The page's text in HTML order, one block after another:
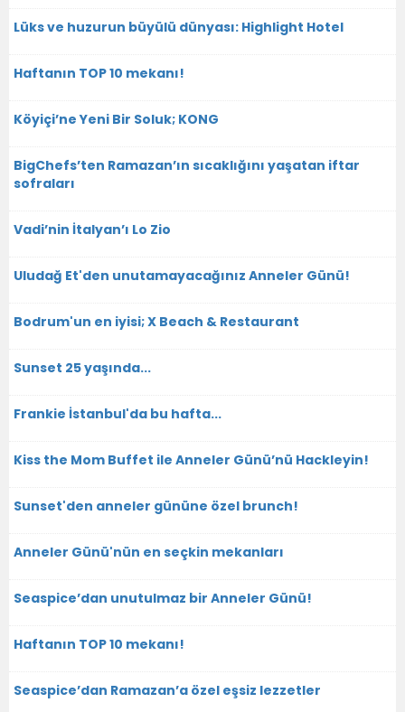
Lüks ve huzurun büyülü dünyası: Highlight Hotel
Haftanın TOP 10 mekanı!
Köyiçi’ne Yeni Bir Soluk; KONG
BigChefs’ten Ramazan’ın sıcaklığını yaşatan iftar
sofraları
Vadi’nin İtalyan’ı Lo Zio
Uludağ Et'den unutamayacağınız Anneler Günü!
Bodrum'un en iyisi; X Beach & Restaurant
Sunset 25 yaşında...
Frankie İstanbul'da bu hafta...
Kiss the Mom Buffet ile Anneler Günü’nü Hackleyin!
Sunset'den anneler gününe özel brunch!
Anneler Günü'nün en seçkin mekanları
Seaspice’dan unutulmaz bir Anneler Günü!
Haftanın TOP 10 mekanı!
Seaspice’dan Ramazan’a özel eşsiz lezzetler